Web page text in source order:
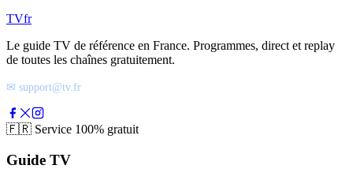
TVfr
Le guide TV de référence en France. Programmes, direct et replay
de toutes les chaînes gratuitement.
✉ support@tv.fr
🇫🇷 Service 100% gratuit
Guide TV